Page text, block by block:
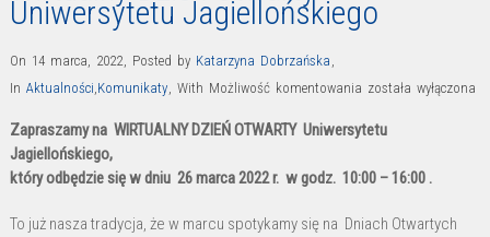
Uniwersytetu Jagiellońskiego
On 14 marca, 2022, Posted by Katarzyna Dobrzańska ,
In Aktualności,Komunikaty, With Możliwość komentowania Wirtualny
Uniwersytetu
została wyłączona
Zapraszamy na WIRTUALNY DZIEŃ OTWARTY Uniwersytetu
Jagiellońskiego,
który odbędzie się w dniu 26 marca 2022 r. w godz. 10:00 – 16:00 .
To już nasza tradycja, że w marcu spotykamy się na Dniach Otwartych